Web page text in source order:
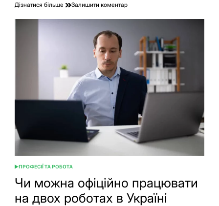
Дізнатися більше Залишити коментардо
трудового
стажу:
ключові
нюанси
ОПУБЛІКУВАТИ
ПРОФЕСІЇ ТА РОБОТА
Чи можна офіційно працювати
на двох роботах в Україні